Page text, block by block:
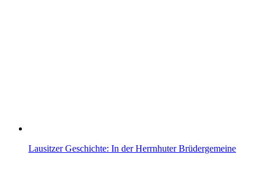
Lausitzer Geschichte: In der Herrnhuter Brüdergemeine